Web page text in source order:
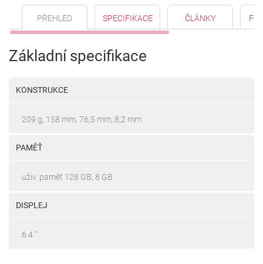
PŘEHLED SPECIFIKACE ČLÁNKY
Základní specifikace
KONSTRUKCE
209 g, 158 mm, 76,5 mm, 8,2 mm
PAMĚŤ
uživ. paměť 128 GB, 8 GB
DISPLEJ
6.4 "